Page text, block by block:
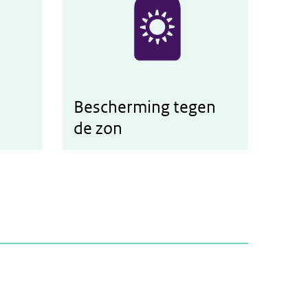
Werken aan bescherming tegen de zon
Bescherming tegen
de zon